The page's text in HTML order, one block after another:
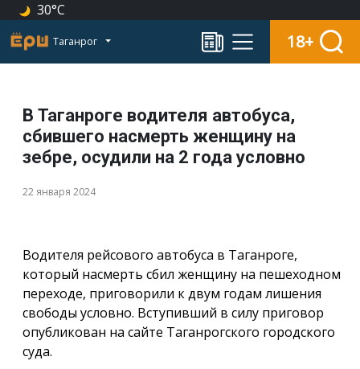
30°C
Таганрог 18+
В Таганроге водителя автобуса,
сбившего насмерть женщину на
зебре, осудили на 2 года условно
22 января 2024
Водителя рейсового автобуса в Таганроге,
который насмерть сбил женщину на пешеходном
переходе, приговорили к двум годам лишения
свободы условно. Вступивший в силу приговор
опубликован на сайте Таганрогского городского
суда.